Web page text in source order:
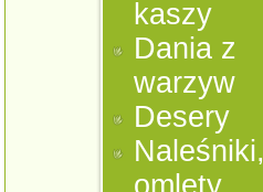
kaszy
Dania z
warzyw
Desery
Naleśniki,
omlety